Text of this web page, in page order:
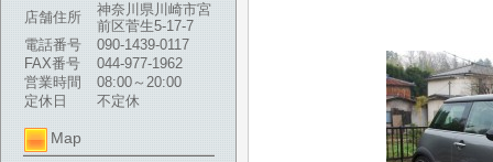
店舗住所
神奈川県川崎市宮
前区菅生5-17-7
電話番号
090-1439-0117
FAX番号
044-977-1962
営業時間
08:00～20:00
定休日
不定休
Map